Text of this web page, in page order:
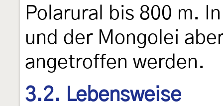
Polarural bis 800 m.
und der Mongolei
angetroffen werden.
3.2. Lebensweise